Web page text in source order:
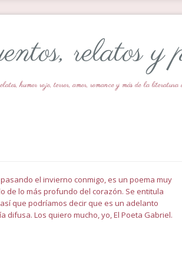
relatos y
humor rojo, terror, amor, romance y más de la
el invierno conmigo, es un poema muy
de lo más profundo del corazón. Se entitula
que podríamos decir que es un adelanto
Los quiero mucho, yo, El Poeta Gabriel.